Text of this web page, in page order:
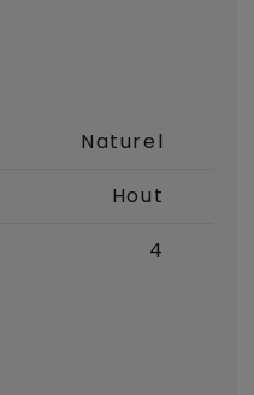
Naturel
Hout
4